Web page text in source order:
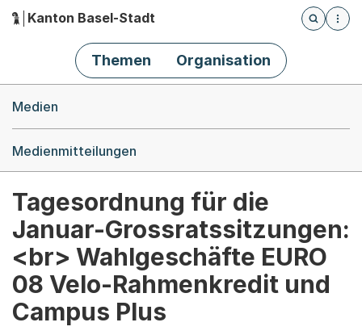
Hauptnavigation
Kanton Basel-Stadt
Öffnet
Themen Organisation
Medien
Medienmitteilungen
Tagesordnung für die
Januar-Grossratssitzungen:
<br> Wahlgeschäfte EURO
08 Velo-Rahmenkredit und
Campus Plus